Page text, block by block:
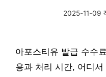
2025-11-09
아포스티유 발급 수수
용과 처리 시간, 어디